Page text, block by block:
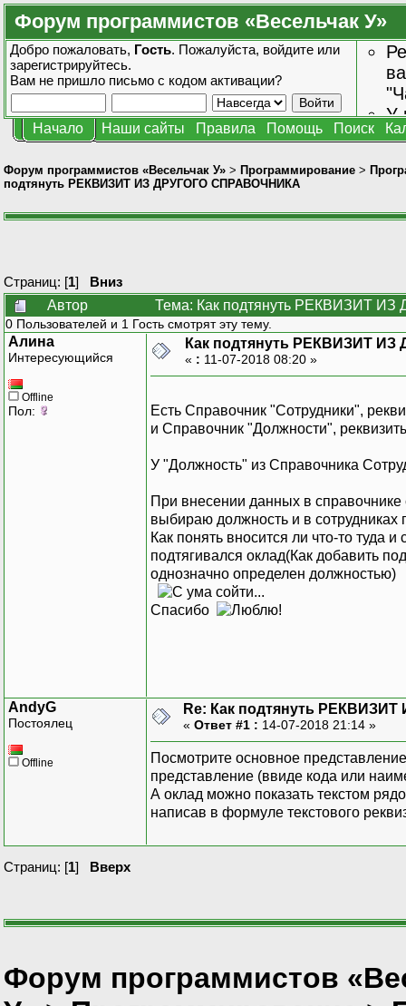
Форум программистов «Весельчак У»
Добро пожаловать, Гость. Пожалуйста, войдите или
зарегистрируйтесь.
Вам не пришло письмо с кодом активации?
У
Начало Наши сайты Правила Помощь Поиск
Форум программистов «Весельчак У» > Программирование >
подтянуть РЕКВИЗИТ ИЗ ДРУГОГО СПРАВОЧНИКА
Страниц: [1] Вниз
Автор
Тема: Как подтянуть РЕКВИЗИТ
0 Пользователей и 1 Гость смотрят эту тему.
Алина
Интересующийся
Offline
Пол:
Как подтянуть РЕКВИЗИТ
« : 11-07-2018 08:20 »
Есть Справочник "Сотрудники",
и Справочник "Должности",
У "Должность" из Справочника
При внесении данных в справочнике
выбираю должность и в сотрудниках
Как понять вносится ли что-то туда
подтягивался оклад(Как добавить
однозначно определен должностью)
Спасибо
AndyG
Постоялец
Offline
Re: Как подтянуть
« Ответ #1 : 14-07-2018 21:14 »
Посмотрите основное
представление (ввиде кода или
А оклад можно показать текстом
написав в формуле текстового
Страниц: [1] Вверх
Форум программистов